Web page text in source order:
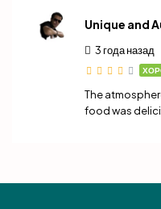
Unique and
3 года назад
The
food was